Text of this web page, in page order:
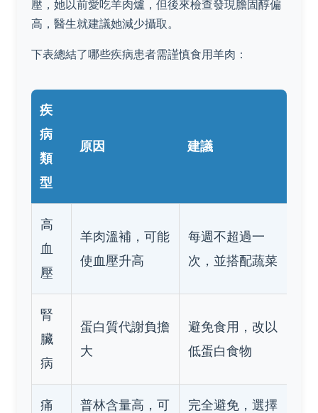
壓，她以前愛吃羊肉爐，但後來檢查發現膽固醇偏
高，醫生就建議她減少攝取。
下表總結了哪些疾病患者需謹慎食用羊肉：
疾
病
類
型
原因 建議
高
血
壓
羊肉溫補，可能
使血壓升高
每週不超過一
次，並搭配蔬菜
腎
臟
病
蛋白質代謝負擔
大
避免食用，改以
低蛋白食物
痛
普林含量高，可
完全避免，選擇